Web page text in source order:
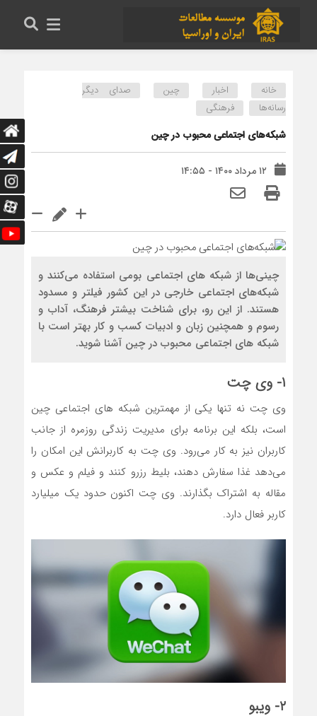
خانه اخبار چین
صدای دیگر
رسانه‌ها
فرهنگی
شبکه‌های اجتماعی محبوب در چین
۱۲ مرداد ۱۴۰۰ - ۱۴:۵۵
چینی‌ها از شبکه های اجتماعی بومی استفاده می‌کنند و
شبکه‌های اجتماعی خارجی در این کشور فیلتر و مسدود
هستند. از این رو، برای شناخت بیشتر فرهنگ، آداب و
رسوم و همچنین زبان و ادبیات کسب و کار بهتر است با
شبکه های اجتماعی محبوب در چین آشنا شوید.
۱- وی چت
وی چت نه تنها یکی از مهمترین شبکه های اجتماعی چین
است، بلکه این برنامه برای مدیریت زندگی روزمره از جانب
کاربران نیز به کار می‌رود. وی چت به کاربرانش این امکان را
می‌دهد غذا سفارش دهند، بلیط رزرو کنند و فیلم و عکس و
مقاله به اشتراک بگذارند. وی چت اکنون حدود یک میلیارد
کاربر فعال دارد.
۲- ویبو